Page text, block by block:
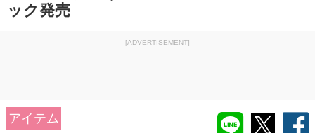
ック発売
[ADVERTISEMENT]
アイテム